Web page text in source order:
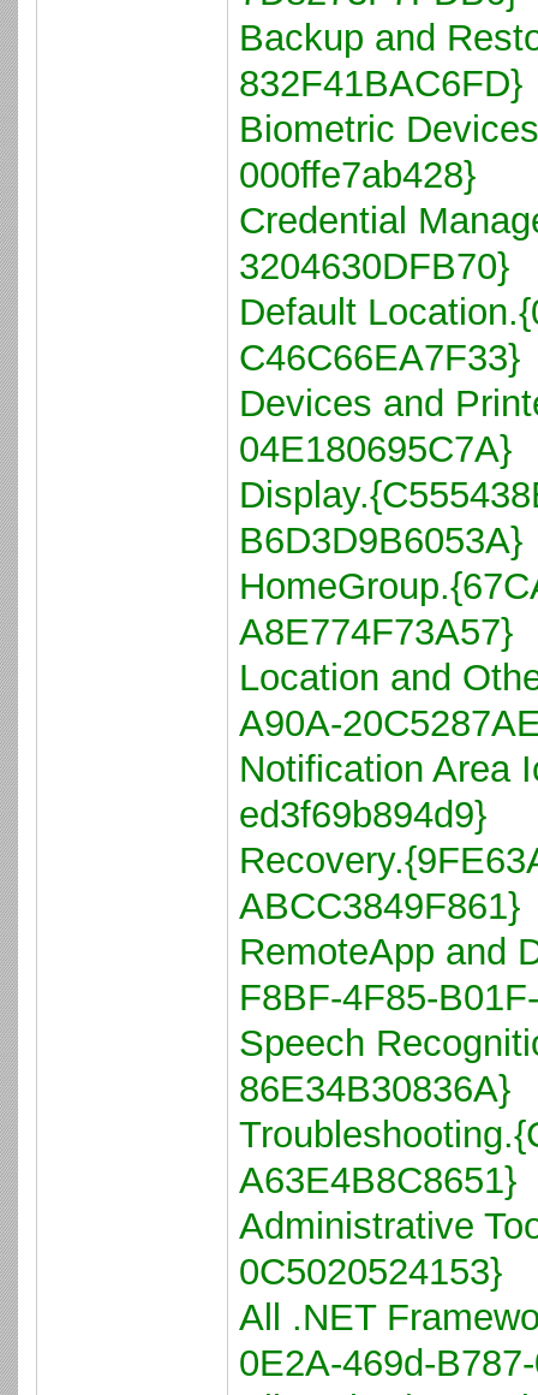
Backup and
832F41BAC6FD}
Biometric
000ffe7ab428}
Credential
3204630DFB70}
Default
C46C66EA7F33}
Devices and
04E180695C7A}
B6D3D9B6053A}
A8E774F73A57}
Location and
A90A-
Notification Area
ed3f69b894d9}
ABCC3849F861}
RemoteApp and
F8BF-4F85-
Speech
86E34B30836A}
A63E4B8C8651}
Administrative
0C5020524153}
All .NET
0E2A-469d-